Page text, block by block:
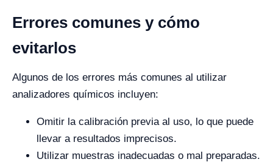
Errores comunes y cómo
evitarlos
Algunos de los errores más comunes al utilizar
analizadores químicos incluyen:
Omitir la calibración previa al uso, lo que puede
llevar a resultados imprecisos.
Utilizar muestras inadecuadas o mal preparadas.